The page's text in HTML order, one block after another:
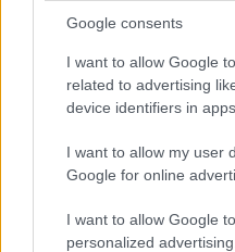
Google consents
I want to allow Google
related to advertising
device identifiers in apps.
I want to allow my user
Google for online
I want to allow Google
personalized advertising.
Η OpenAI σταματά το
μαθηματικά αινίγματα